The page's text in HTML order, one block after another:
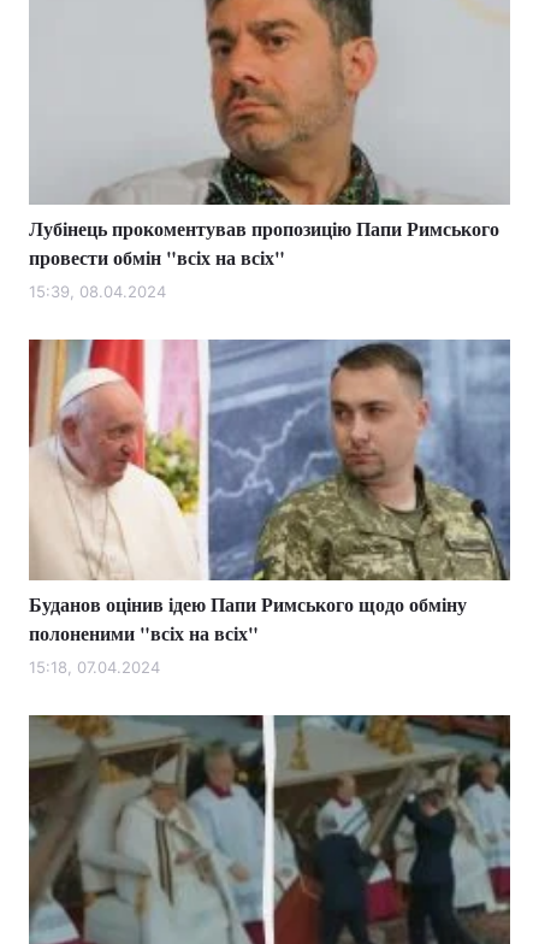
Лубінець прокоментував пропозицію Папи Римського
провести обмін "всіх на всіх"
15:39, 08.04.2024
Буданов оцінив ідею Папи Римського щодо обміну
полоненими "всіх на всіх"
15:18, 07.04.2024